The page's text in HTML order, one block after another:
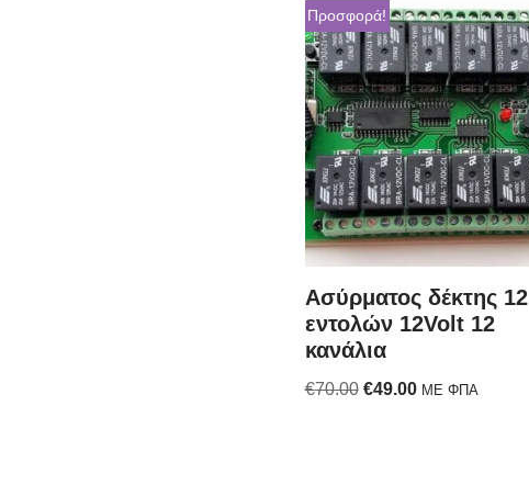
Προσφορά!
Ασύρματος δέκτης 12
εντολών 12Volt 12
κανάλια
€70.00 €49.00 ΜΕ ΦΠΑ